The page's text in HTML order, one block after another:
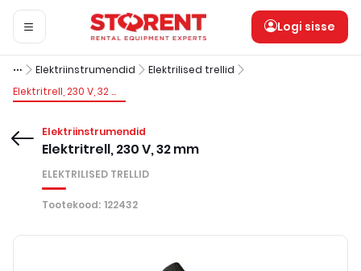
Logi sisse
Elektriinstrumendid
Elektrilised trellid
Elektritrell, 230 V, 32 mm
Elektriinstrumendid
Elektritrell, 230 V, 32 mm
ELEKTRILISED TRELLID
Tootekood: 122432